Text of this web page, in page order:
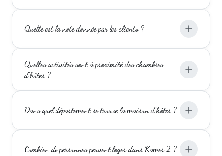
Quelle est la note donnée par les clients ?
Quelles activités sont à proximité des chambres
d'hôtes ?
Dans quel département se trouve la maison d'hôtes ?
Combien de personnes peuvent loger dans Kamer 2 ?